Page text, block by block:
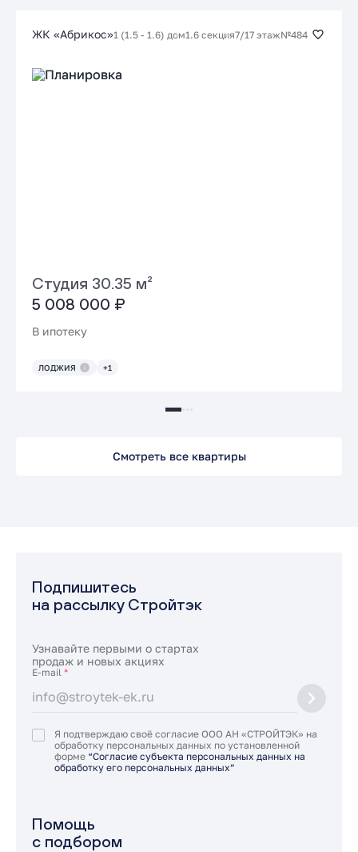
ЖК «Абрикос»1 (1.5 - 1.6) дом1.6 секция7/17 этаж№484
Студия 30.35 м²
5 008 000 ₽
В ипотеку
ЛОДЖИЯ +1
Смотреть все квартиры
Подпишитесь
на рассылку Стройтэк
Узнавайте первыми о стартах
продаж и новых акциях
E-mail *
Я подтверждаю своё согласие ООО АН «СТРОЙТЭК» на
обработку персональных данных по установленной
форме “Согласие субъекта персональных данных на
обработку его персональных данных”
Помощь
с подбором